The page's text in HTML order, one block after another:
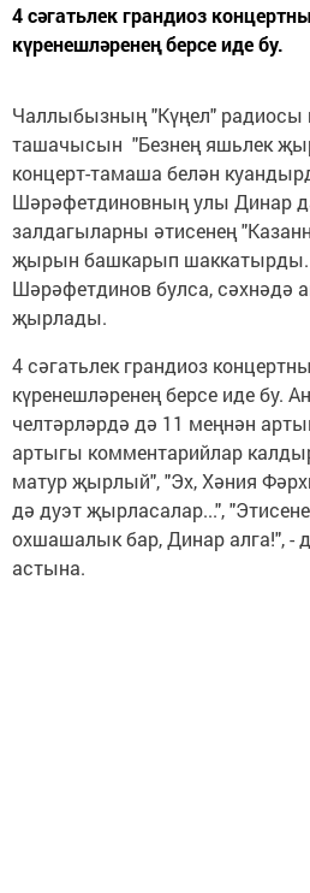
4 сәгатьлек грандиоз
күренешләренең берсе иде бу.
Чаллыбызның "Күңел"
ташачысын "Безнең яшьлек
концерт-тамаша белән
Шәрәфетдиновның улы Динар
залдагыларны әтисенең
җырын башкарып
Шәрәфетдинов булса,
җырлады.
4 сәгатьлек грандиоз
күренешләренең берсе иде бу.
челтәрләрдә дә 11 меңнән
артыгы комментарийлар
матур җырлый", "Эх, Хәния
дә дуэт җырласалар...",
охшашалык бар, Динар алга!", -
астына.